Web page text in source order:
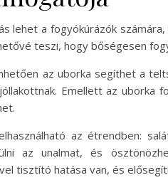
lehet a fogyókúrázók
teszi, hogy bőségesen
az uborka segíthet a
Emellett az uborka
az étrendben:
az unalmat, és
tisztító hatása van, és